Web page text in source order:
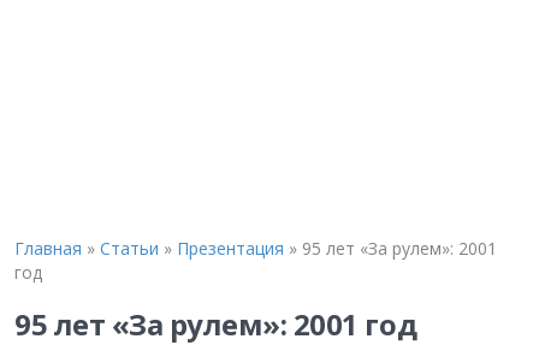
Главная » Статьи » Презентация » 95 лет «За рулем»: 2001
год
95 лет «За рулем»: 2001 год